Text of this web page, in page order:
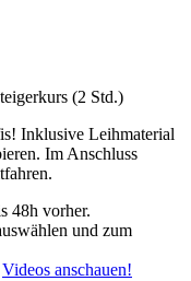
(2 Std.)
Inklusive Leihmaterial
Im Anschluss
48h vorher.
und zum
Videos anschauen!